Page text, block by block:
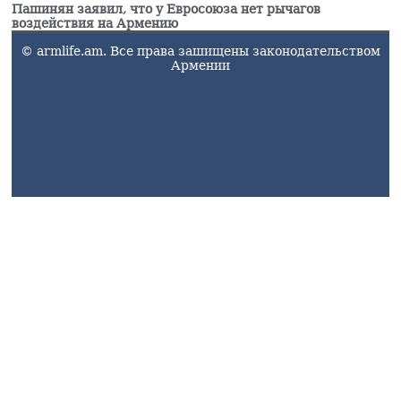
Пашинян заявил, что у Евросоюза нет рычагов
воздействия на Армению
© armlife.am. Все права зашищены законодательством
Армении